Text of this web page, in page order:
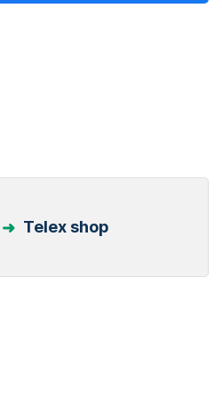
Telex shop